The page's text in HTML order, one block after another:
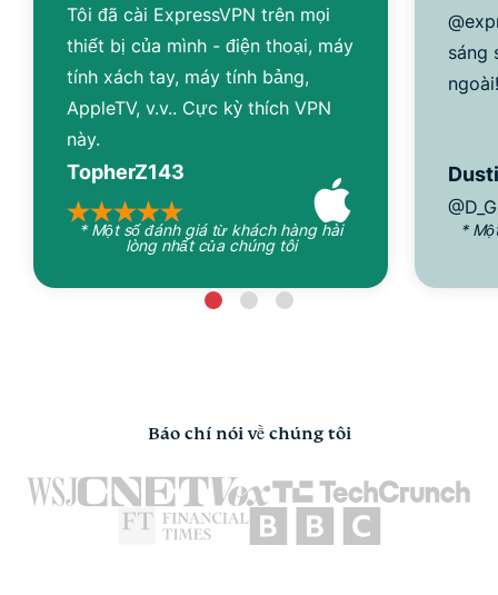
Tôi đã cài ExpressVPN trên mọi
thiết bị của mình - điện thoại, máy
tính xách tay, máy tính bảng,
AppleTV, v.v.. Cực kỳ thích VPN
này.
TopherZ143
* Một số đánh giá từ khách hàng hài
lòng nhất của chúng tôi
sáng
*
Báo chí nói về chúng tôi